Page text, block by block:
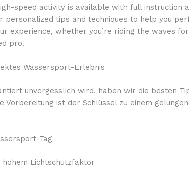
speed activity is available with full instruction
personalized tips and techniques to help you
experience, whether you’re riding the waves
pro.
Wassersport-Erlebnis
unvergesslich wird, haben wir die besten
Vorbereitung ist der Schlüssel zu einem
Tag
hohem Lichtschutzfaktor